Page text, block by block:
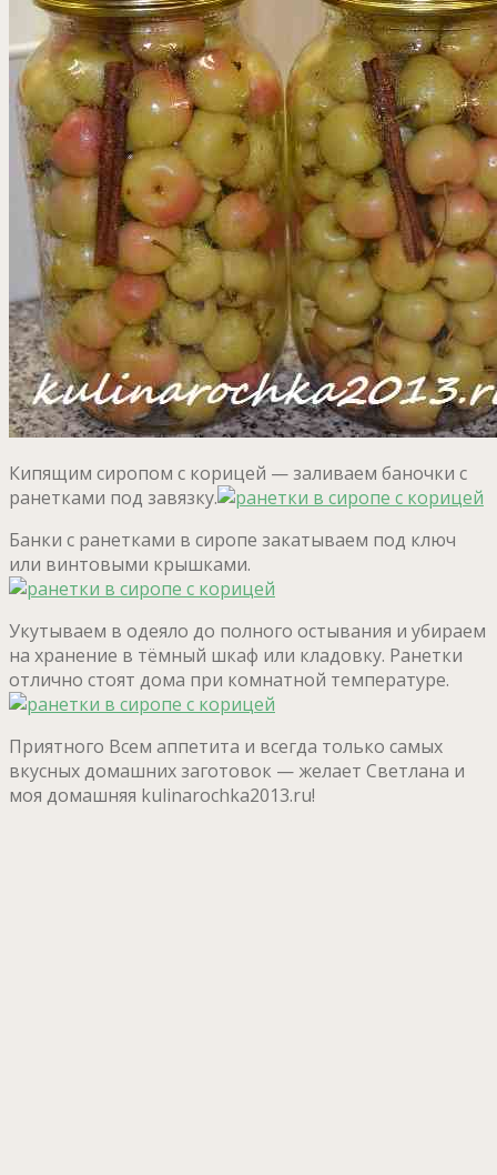
Кипящим сиропом с корицей — заливаем баночки с
ранетками под завязку.
Банки с ранетками в сиропе закатываем под ключ
или винтовыми крышками.
Укутываем в одеяло до полного остывания и убираем
на хранение в тёмный шкаф или кладовку. Ранетки
отлично стоят дома при комнатной температуре.
Приятного Всем аппетита и всегда только самых
вкусных домашних заготовок — желает Светлана и
моя домашняя kulinarochka2013.ru!